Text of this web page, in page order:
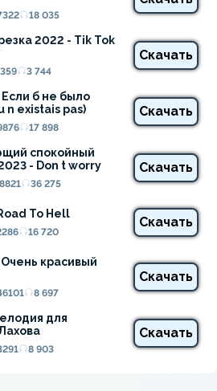
18 035
2022 - Tik Tok
3 744
Скачать
Если б не было
n existais pas)
17 898
Скачать
спокойный
- Don t worry
36 275
Скачать
To Hell
16 720
Скачать
красивый
8 697
Скачать
для
8 903
Скачать